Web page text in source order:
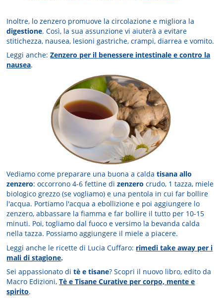
Inoltre, lo zenzero promuove la circolazione e migliora la
digestione. Così, la sua assunzione vi aiuterà a evitare
stitichezza, nausea, lesioni gastriche, crampi, diarrea e vomito.
Leggi anche:Zenzero per il benessere intestinale e contro la
nausea.
Vediamo come preparare una buona a caldatisana allo
zenzero: occorrono 4-6 fettine dizenzero crudo, 1 tazza, miele
biologico grezzo (se vogliamo) e una pentola in cui far bollire
l'acqua. Portiamo l'acqua a ebollizione e poi aggiungere lo
zenzero, abbassare la fiamma e far bollire il tutto per 10-15
minuti. Poi, togliamo dal fuoco e versimo la bevanda calda
nella tazza. Possiamo aggiungere il miele a piacere.
Leggi anche le ricette di Lucia Cuffaro: rimedi take away per i
mali di stagione.
Sei appassionato ditè e tisane? Scopri il nuovo libro, edito da
Macro Edizioni,Tè e Tisane Curative per corpo, mente e
spirito.